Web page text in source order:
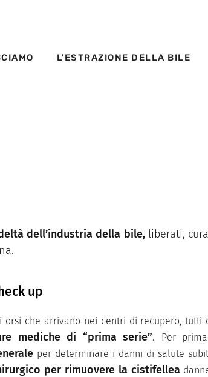
L'ESTRAZIONE DELLA BILE
dell’industria della bile, liberati,
up
orsi che arrivano nei centri di recupero, tutti
mediche di “prima serie”. Per
per determinare i danni di salute
per rimuovere la cistifellea